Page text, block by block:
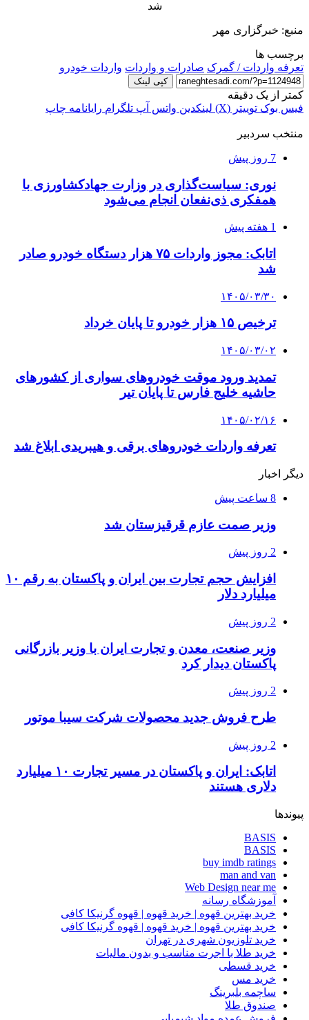
منبع: خبرگزاری مهر
برچسب ها
تعرفه واردات / گمرک صادرات و واردات واردات خودرو
کپی لینک
کمتر از یک دقیقه
فیس بوک توییتر (X) لینکدین واتس آپ تلگرام رایانامه چاپ
منتخب سردبیر
7 روز پیش
نوری: سیاست‌گذاری در وزارت جهادکشاورزی با
همفکری ذی‌نفعان انجام می‌شود
1 هفته پیش
اتابک: مجوز واردات ۷۵ هزار دستگاه خودرو صادر
شد
۱۴۰۵/۰۳/۳۰
ترخیص ۱۵ هزار خودرو تا پایان خرداد
۱۴۰۵/۰۳/۰۲
تمدید ورود موقت خودروهای سواری از کشورهای
حاشیه خلیج فارس تا پایان تیر
۱۴۰۵/۰۲/۱۶
تعرفه واردات خودروهای برقی و هیبریدی ابلاغ شد
دیگر اخبار
8 ساعت پیش
وزیر صمت عازم قرقیزستان شد
2 روز پیش
افزایش حجم تجارت بین ایران و پاکستان به رقم ۱۰
میلیارد دلار
2 روز پیش
وزیر صنعت، معدن و تجارت ایران با وزیر بازرگانی
پاکستان دیدار کرد
2 روز پیش
طرح فروش جدید محصولات شرکت سیبا موتور
2 روز پیش
اتابک: ایران و پاکستان در مسیر تجارت ۱۰ میلیارد
دلاری هستند
پیوندها
BASIS
BASIS
buy imdb ratings
man and van
Web Design near me
آموزشگاه رسانه
خرید بهترین قهوه | خرید قهوه | قهوه گرنیکا کافی
خرید بهترین قهوه | خرید قهوه | قهوه گرنیکا کافی
خرید تلوزیون شهری در تهران
خرید طلا با اجرت مناسب و بدون مالیات
خرید قسطی
خرید مس
ساچمه بلبرینگ
صندوق طلا